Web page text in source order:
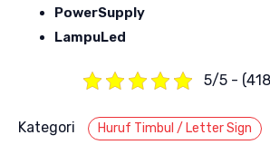
PowerSupply
LampuLed
5/5 -
Kategori Huruf Timbul / Letter Sign